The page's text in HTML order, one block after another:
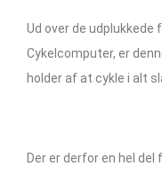
Ud over de udplukkede
Cykelcomputer, er
holder af at cykle i alt
Der er derfor en hel